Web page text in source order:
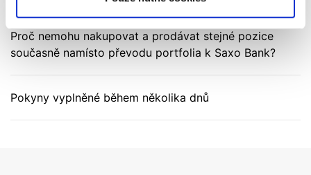
Proč nemohu nakupovat a prodávat stejné pozice
současně namísto převodu portfolia k Saxo Bank?
Pokyny vyplněné během několika dnů